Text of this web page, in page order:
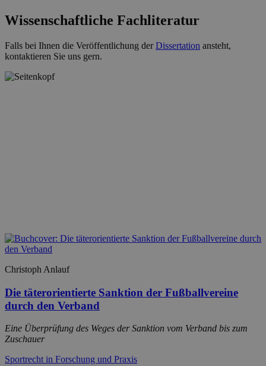
Wissenschaftliche Fachliteratur
Falls bei Ihnen die Veröffentlichung derDissertation ansteht,
kontaktieren Sie uns gern.
Christoph Anlauf
Die täterorientierte Sanktion der Fußballvereine
durch den Verband
Eine Überprüfung des Weges der Sanktion vom Verband bis zum
Zuschauer
Sportrecht in Forschung und Praxis